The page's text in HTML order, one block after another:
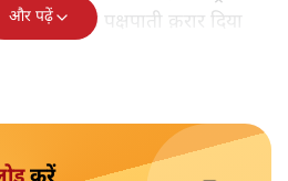
के प्रति पक्षपाती क़रार दिया
और पढ़ें